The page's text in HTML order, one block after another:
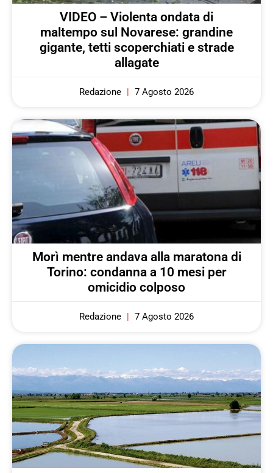
VIDEO – Violenta ondata di
maltempo sul Novarese: grandine
gigante, tetti scoperchiati e strade
allagate
Redazione 7 Agosto 2026
Morì mentre andava alla maratona di
Torino: condanna a 10 mesi per
omicidio colposo
Redazione 7 Agosto 2026